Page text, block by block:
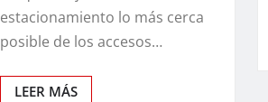
estacionamiento lo más cerca
posible de los accesos…
LEER MÁS